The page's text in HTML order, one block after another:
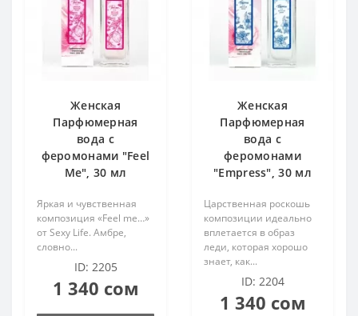
Женская
Парфюмерная
вода с
феромонами "Feel
Me", 30 мл
Яркая и чувственная
композиция «Feel me…»
от Sexy Life. Амбре,
словно...
ID: 2205
1 340 сом
Женская
Парфюмерная
вода с
феромонами
"Empress", 30 мл
Царственная роскошь
композиции идеально
вплетается в образ
леди, которая хорошо
знает, как...
ID: 2204
1 340 сом